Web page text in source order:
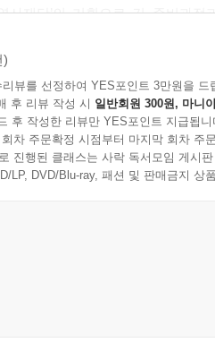
사재단’의 기획으로 긴 준비과
국근현대사 개설서, 통일관련
를 살려 원본을 유지하는 것을
참여해 집필한 해제 20편은 40여
현재성을 믿는 우리 시대의 사표(
)
뷰를 선정하여 YES포인트 3만원을 드
후 리뷰 작성 시 일반회원 300원, 마니
후 작성한 리뷰만 YES포인트 지급됩니
차 주문확정 시점부터 마지막 회차 주
진행된 클래스는 사락 독서모임 게시
LP, DVD/Blu-ray, 패션 및 판매금지 상